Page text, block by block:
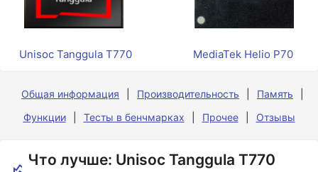
Unisoc Tanggula T770 MediaTek Helio P70
Общая информация Производительность
Память
Функции
Тесты в бенчмарках Прочее Отзывы
Что лучше: Unisoc Tanggula T770